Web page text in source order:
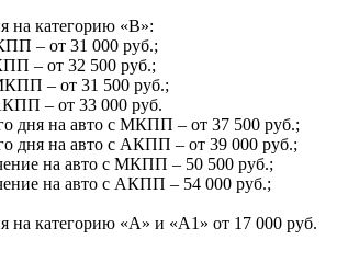
на категорию «B»:
– от 31 000 руб.;
– от 32 500 руб.;
– от 31 500 руб.;
– от 33 000 руб.
дня на авто с МКПП – от 37 500 руб.;
дня на авто с АКПП – от 39 000 руб.;
на авто с МКПП – 50 500 руб.;
на авто с АКПП – 54 000 руб.;
на категорию «A» и «A1» от 17 000 руб.